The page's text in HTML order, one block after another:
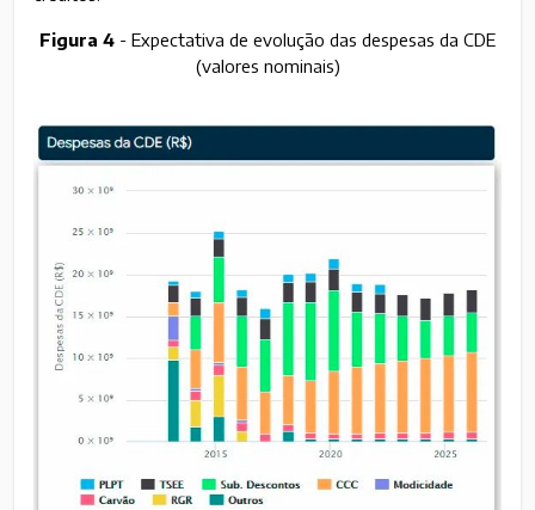
Figura 4 - Expectativa de evolução das despesas da CDE
(valores nominais)